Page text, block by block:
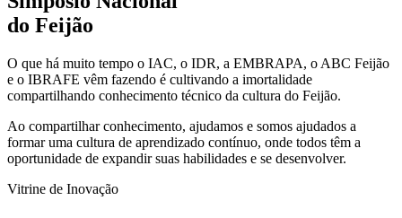
do Feijão
O que há muito tempo o IAC, o IDR, a EMBRAPA, o ABC Feijão
e o IBRAFE vêm fazendo é cultivando a imortalidade
compartilhando conhecimento técnico da cultura do Feijão.
Ao compartilhar conhecimento, ajudamos e somos ajudados a
formar uma cultura de aprendizado contínuo, onde todos têm a
oportunidade de expandir suas habilidades e se desenvolver.
Vitrine de Inovação